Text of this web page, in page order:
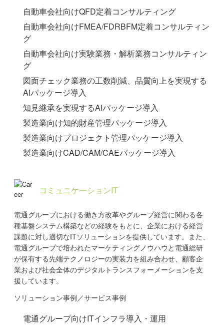
自動車会社向けQFD定着コンサルティング
自動車会社向けFMEA/FDRBFM定着コンサルティン
グ
自動車会社向け実験業務・解析業務コンサルティン
グ
図面チェック業務の工数削減、品質向上を実現する
AIパッケージ導入
知見継承を実現するAIパッケージ導入
製造業向け知的財産管理パッケージ導入
製造業向けプロジェクト管理パッケージ導入
製造業向けCAD/CAM/CAEパッケージ導入
コミュニケーションIT
電通グループにおける働き方改革やグループ経営に関わる各
種基盤システム構築などの経験をもとに、企業における経営
課題に対し適切なITソリューションを提供しています。また、
電通グループで培われたマーケティングノウハウと電通総研
が保有する先端テクノロジーの実装力を組み合わせ、顧客企
業および社会全体のデジタルトランスフォーメーションを支
援しています。
ソリューション事例／サービス事例
電通グループ向けITインフラ導入・運用